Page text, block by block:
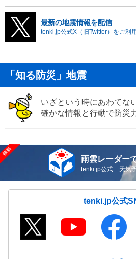
最新の地震情報を配信
tenki.jp公式X（旧Twitter）をご利
「知る防災」地震
いざという時にあわてな
確かな情報と行動で防災
雨雲レーダー
tenki.jp公式 天気
tenki.jp公式